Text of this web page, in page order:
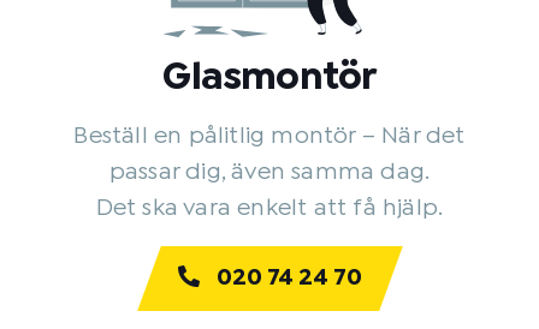
Glasmontör
Beställ en pålitlig montör – När det
passar dig, även samma dag.
Det ska vara enkelt att få hjälp.
020 74 24 70